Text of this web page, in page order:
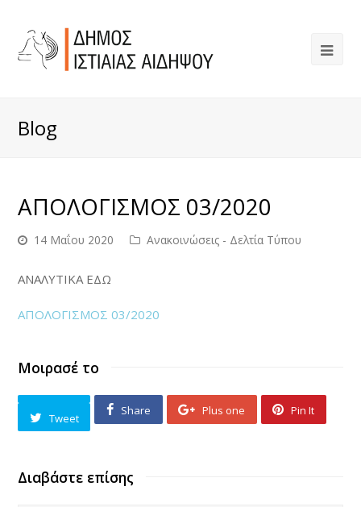
Blog
ΑΠΟΛΟΓΙΣΜΟΣ 03/2020
14 Μαΐου 2020 Ανακοινώσεις - Δελτία Τύπου
ΑΝΑΛΥΤΙΚΑ ΕΔΩ
ΑΠΟΛΟΓΙΣΜΟΣ 03/2020
Μοιρασέ το
Tweet
Share Plus one Pin It
Διαβάστε επίσης